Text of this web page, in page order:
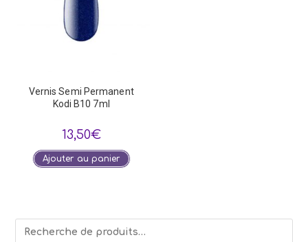
Vernis Semi Permanent
Kodi B10 7ml
13,50€
Ajouter au panier